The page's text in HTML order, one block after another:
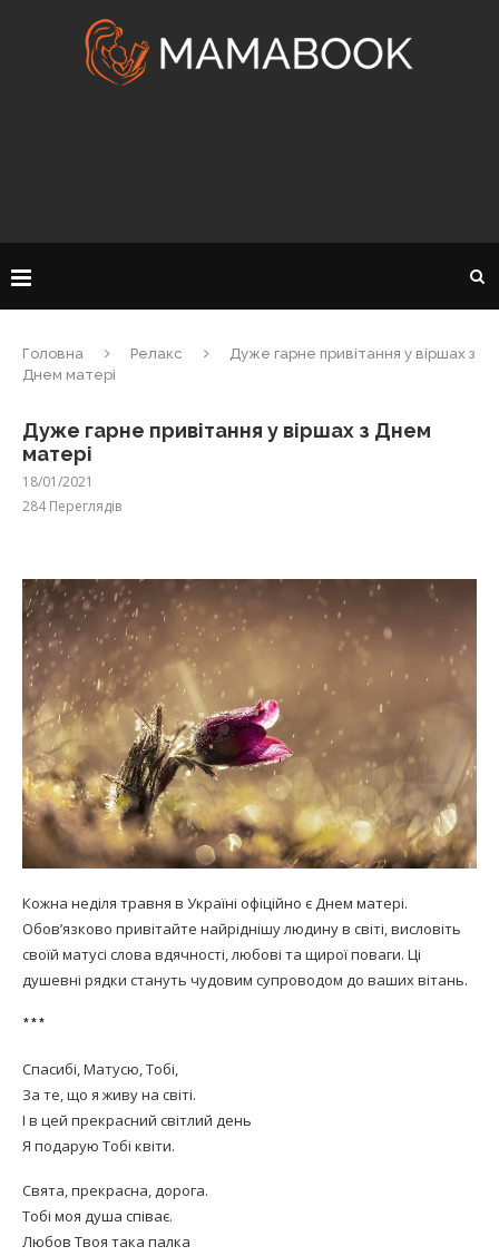
Головна Релакс
Дуже гарне привітання у віршах з
Днем матері
Дуже гарне привітання у віршах з Днем
матері
18/01/2021
284Переглядів
Кожна неділя травня в Україні офіційно є Днем матері.
Обов’язково привітайте найріднішу людину в світі, висловіть
своїй матусі слова вдячності, любові та щирої поваги. Ці
душевні рядки стануть чудовим супроводом до ваших вітань.
***
Спасибі, Матусю, Тобі,
За те, що я живу на світі.
І в цей прекрасний світлий день
Я подарую Тобі квіти.
Свята, прекрасна, дорога.
Тобі моя душа співає.
Любов Твоя така палка